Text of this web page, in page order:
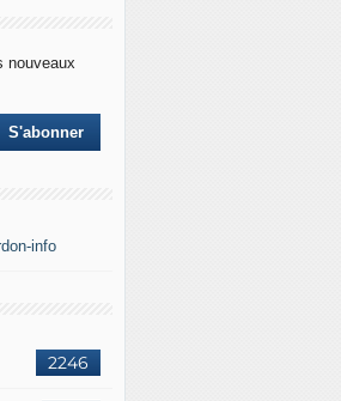
nouveaux
info
2246